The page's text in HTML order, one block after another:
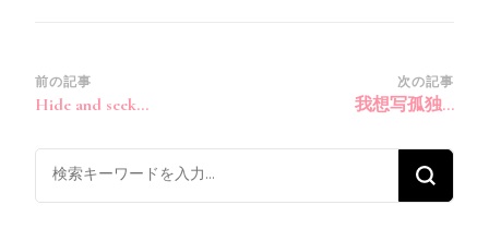
投
稿
ナ
ビ
ゲ
前の記事
Hide and seek…
次の記事
我想写孤独…
な
に